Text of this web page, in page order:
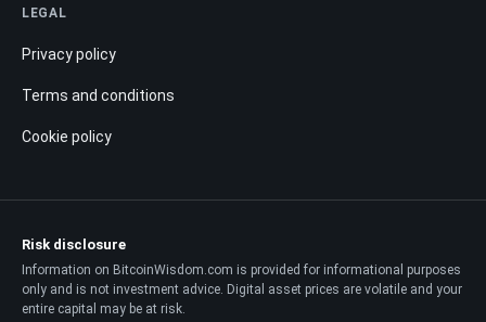
LEGAL
Privacy policy
Terms and conditions
Cookie policy
Risk disclosure
Information on BitcoinWisdom.com is provided for informational purposes
only and is not investment advice. Digital asset prices are volatile and your
entire capital may be at risk.